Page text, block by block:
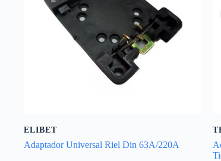
ELIBET
Adaptador Universal Riel Din 63A/220A